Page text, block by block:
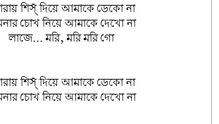
শিস্ দিয়ে আমাকে ডেকো না
চোখ নিয়ে আমাকে দেখো না
লাজে... মরি, মরি মরি গো
শিস্ দিয়ে আমাকে ডেকো না
চোখ নিয়ে আমাকে দেখো না